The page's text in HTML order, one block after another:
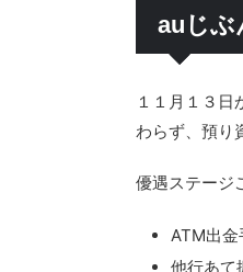
auじぶ
１１月１３
わらず、預り
優遇ステージ
ATM出
他行あて